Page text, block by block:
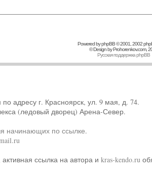
Powered byphpBB© 2001, 2002
© Design byProhorenkov.com,
Русская поддержка phpBB
адресу г. Красноярск, ул. 9 мая, д. 74.
(ледовый дворец) Арена-Север.
начинающих по ссылке.
ссылка на автора и kras-kendo.ru